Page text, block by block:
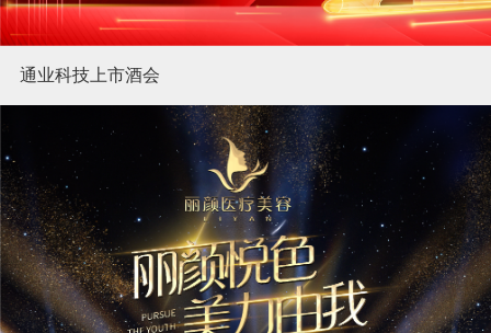
通业科技上市酒会